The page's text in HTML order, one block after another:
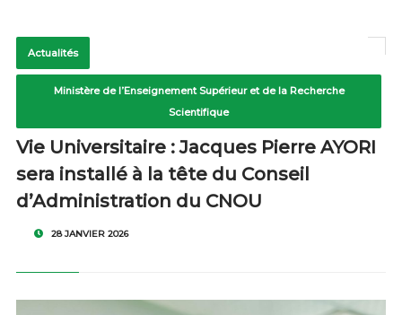
Actualités
Ministère de l’Enseignement Supérieur et de la Recherche
Scientifique
Vie Universitaire : Jacques Pierre AYORI
sera installé à la tête du Conseil
d’Administration du CNOU
28 JANVIER 2026